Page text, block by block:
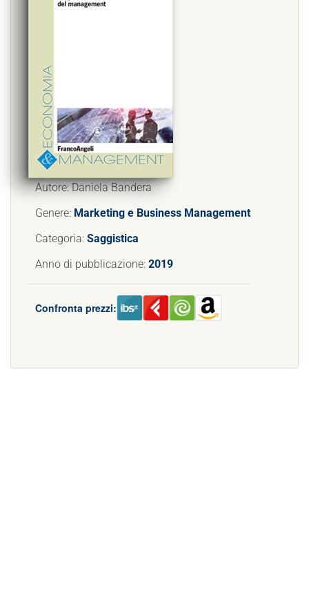
Autore: Daniela Bandera
Genere: Marketing e Business Management
Categoria: Saggistica
Anno di pubblicazione: 2019
Confronta prezzi: